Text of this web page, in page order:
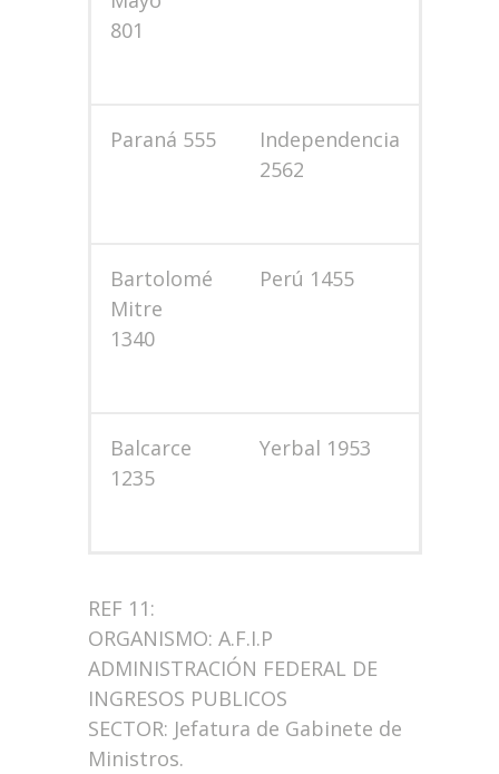
801
Paraná 555
Independencia
2562
Bartolomé
Mitre
1340
Perú 1455
Balcarce
1235
Yerbal 1953
REF 11:
ORGANISMO: A.F.I.P
ADMINISTRACIÓN FEDERAL DE
INGRESOS PUBLICOS
SECTOR: Jefatura de Gabinete de
Ministros.